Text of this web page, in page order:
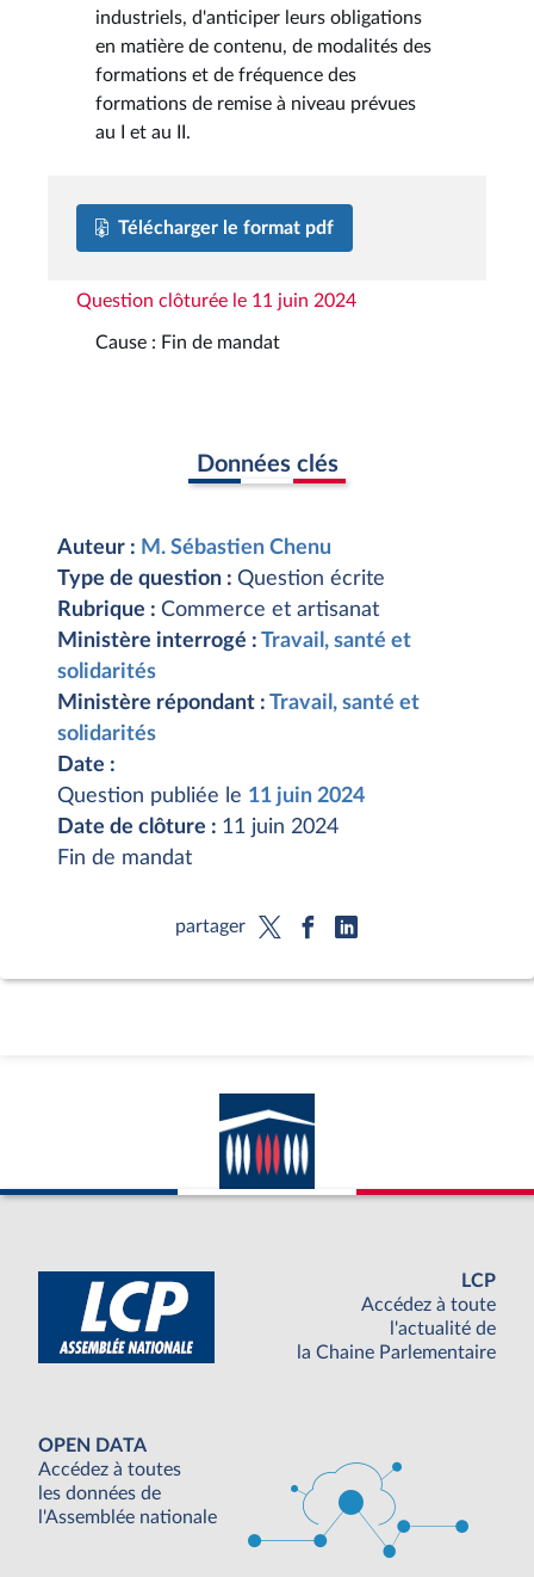
industriels, d'anticiper leurs obligations
en matière de contenu, de modalités des
formations et de fréquence des
formations de remise à niveau prévues
au I et au II.
Télécharger le format pdf
Question clôturée le 11 juin 2024
Cause : Fin de mandat
Données clés
Auteur : M. Sébastien Chenu
Type de question : Question écrite
Rubrique : Commerce et artisanat
Ministère interrogé : Travail, santé et
solidarités
Ministère répondant : Travail, santé et
solidarités
Date :
Question publiée le 11 juin 2024
Date de clôture : 11 juin 2024
Fin de mandat
partager
LCP
Accédez à toute
l'actualité de
la Chaine Parlementaire
OPEN DATA
Accédez à toutes
les données de
l'Assemblée nationale